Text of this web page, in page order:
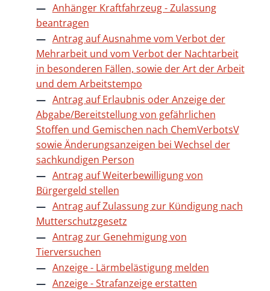
Anhänger Kraftfahrzeug - Zulassung
beantragen
Antrag auf Ausnahme vom Verbot der
Mehrarbeit und vom Verbot der Nachtarbeit
in besonderen Fällen, sowie der Art der Arbeit
und dem Arbeitstempo
Antrag auf Erlaubnis oder Anzeige der
Abgabe/Bereitstellung von gefährlichen
Stoffen und Gemischen nach ChemVerbotsV
sowie Änderungsanzeigen bei Wechsel der
sachkundigen Person
Antrag auf Weiterbewilligung von
Bürgergeld stellen
Antrag auf Zulassung zur Kündigung nach
Mutterschutzgesetz
Antrag zur Genehmigung von
Tierversuchen
Anzeige - Lärmbelästigung melden
Anzeige - Strafanzeige erstatten